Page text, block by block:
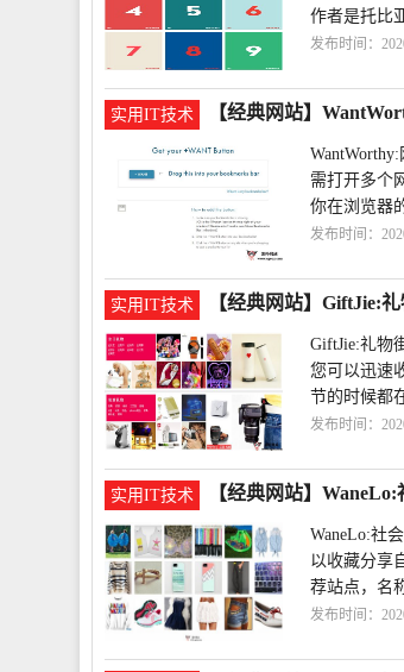
作者是托比
发布时间：
实用IT技术 【经典网站】
需打开多个
你在浏览器
发布时间：
实用IT技术 【经典网站】GiftJie:
GiftJie:礼物
您可以迅速
节的时候都
发布时间：
实用IT技术 【经典网站】
WaneLo:社
以收藏分享
荐站点，名
发布时间：